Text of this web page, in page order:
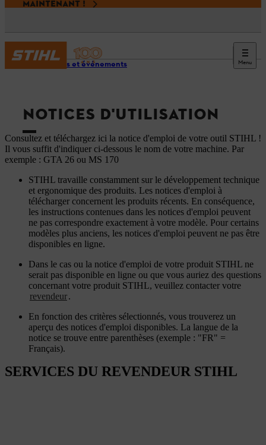
MAINTENANT !
Menu
Services et événements
NOTICES D'UTILISATION
Consultez et téléchargez ici la notice d'emploi de votre outil STIHL !
Il vous suffit d'indiquer ci-dessous le nom de votre machine. Par
exemple : GTA 26 ou MS 170
STIHL travaille constamment sur le développement technique
et ergonomique des produits. Les notices d'emploi à
télécharger concernent les produits récents. En conséquence,
les instructions contenues dans les notices d'emploi peuvent
ne pas correspondre exactement à votre modèle. Pour certains
modèles plus anciens, les notices d'emploi peuvent ne pas être
disponibles en ligne.
Dans le cas ou la notice d'emploi de votre produit STIHL ne
serait pas disponible en ligne ou que vous auriez des questions
concernant votre produit STIHL, veuillez contacter votre
revendeur.
En fonction des critères sélectionnés, vous trouverez un
aperçu des notices d'emploi disponibles. La langue de la
notice se trouve entre parenthèses (exemple : "FR" =
Français).
SERVICES DU REVENDEUR STIHL